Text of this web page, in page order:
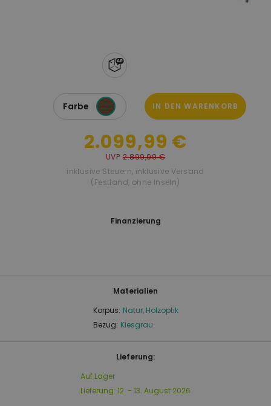
Farbe IN DEN WARENKORB
2.099,99 €
UVP 2.899,99 €
inklusive Steuern, inklusive Versand
(Festland, ohne Inseln)
Materialien
Korpus: Natur, Holzoptik
Bezug: Kiesgrau
Lieferung:
Auf Lager
Lieferung: 12. - 13. August 2026
Finanzierung